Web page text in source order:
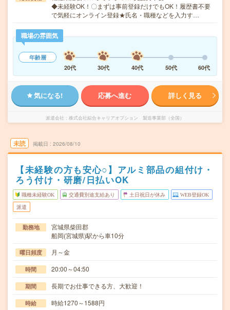
◆未経験OK！〇まずは事前登録だけでもOK！履歴書不要
で気軽にオンライン登録★氏名・職種などを入力す…
職場の雰囲気
年齢層
20代
30代 40代 50代 60代
気になる! 応募へ進む 詳しく見る
派遣会社 株式会社綜合キャリアオプション 製造事業部（全国）
未読 掲載日 2026/08/10
【未経験の方も安心○】アルミ部品の組付け・
ろう付け・研磨/日払いOK
職種未経験OK 交通費別途支給あり 土日祝日が休み WEB登録OK
派遣
勤務地
宮城県柴田郡
船岡(宮城県)駅から車10分
曜日頻度 月～金
時間 20:00～04:50
期間 長期でお仕事できる方、大歓迎！
時給 時給1270～1588円